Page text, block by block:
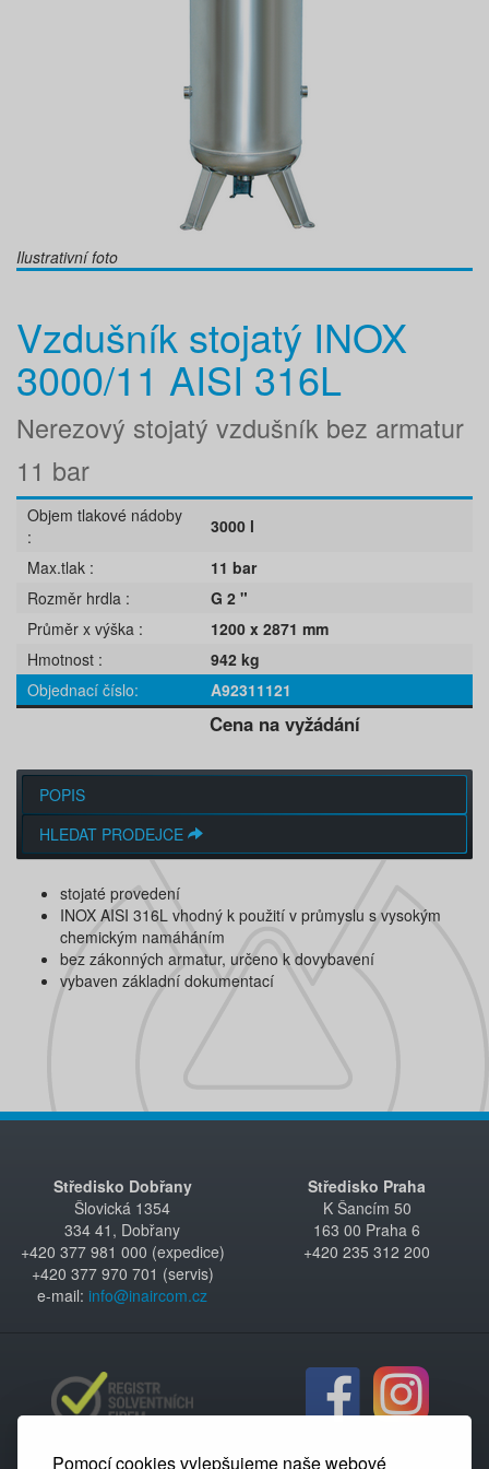
Pomocí cookies vylepšujeme naše webové
Ilustrativní foto
Vzdušník stojatý INOX
3000/11 AISI 316L
Nerezový stojatý vzdušník bez armatur
11 bar
Objem tlakové nádoby
3000 l
Max.tlak
11 bar
Rozměr hrdla
G 2 "
Průměr x výška
1200 x 2871 mm
Hmotnost
942 kg
Objednací číslo
A92311121
Cena na vyžádání
POPIS
HLEDAT PRODEJCE
stojaté provedení
INOX AISI 316L vhodný k použití v průmyslu s vysokým
chemickým namáháním
bez zákonných armatur, určeno k dovybavení
vybaven základní dokumentací
Středisko Dobřany
Šlovická 1354
334 41, Dobřany
+420 377 981 000 (expedice)
+420 377 970 701 (servis)
e-mail: info@inaircom.cz
Středisko Praha
K Šancím 50
163 00 Praha 6
+420 235 312 200